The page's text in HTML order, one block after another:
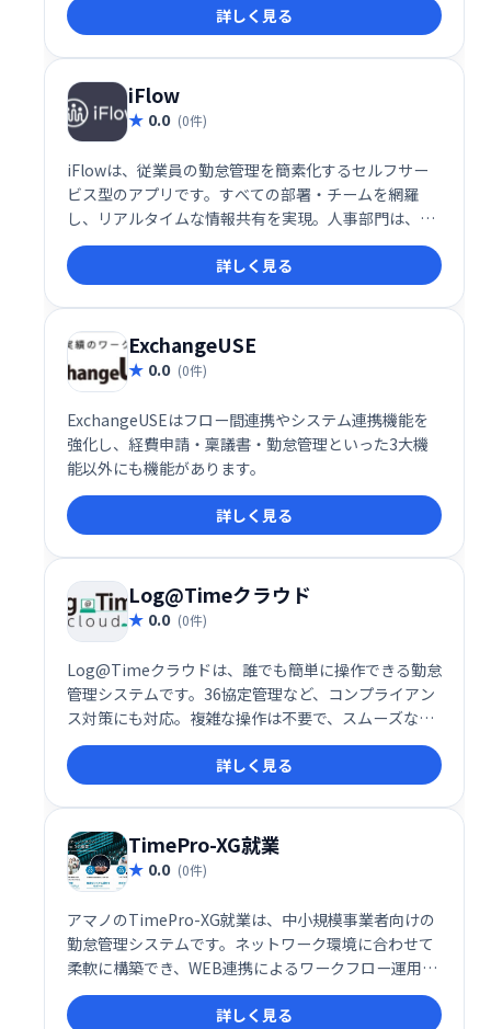
なワークフロー構築をサポートします。
詳しく見る
iFlow
0.0 (0件)
iFlowは、従業員の勤怠管理を簡素化するセルフサー
ビス型のアプリです。すべての部署・チームを網羅
し、リアルタイムな情報共有を実現。人事部門は、よ
り戦略的な業務に集中できるようになり、企業全体の
生産性向上に貢献します。詳しく見る
ExchangeUSE
0.0 (0件)
ExchangeUSEはフロー間連携やシステム連携機能を
強化し、経費申請・稟議書・勤怠管理といった3大機
能以外にも機能があります。
詳しく見る
Log@Timeクラウド
0.0 (0件)
Log@Timeクラウドは、誰でも簡単に操作できる勤怠
管理システムです。36協定管理など、コンプライアン
ス対策にも対応。複雑な操作は不要で、スムーズな勤
怠管理を実現し、業務効率の向上に貢献します。
詳しく見る
TimePro-XG就業
0.0 (0件)
アマノのTimePro-XG就業は、中小規模事業者向けの
勤怠管理システムです。ネットワーク環境に合わせて
柔軟に構築でき、WEB連携によるワークフロー運用も
可能です。従業員の勤怠管理を効率化し、業務の生産
性向上に貢献します。詳しく見る